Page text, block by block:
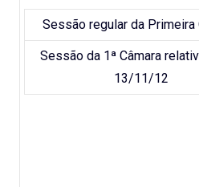
Sessão regular da Primeira
Sessão da 1ª Câmara
13/11/12